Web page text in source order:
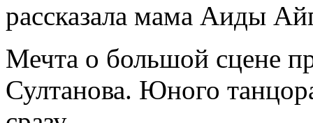
рассказала мама Аиды
Мечта о большой сцене
Султанова. Юного